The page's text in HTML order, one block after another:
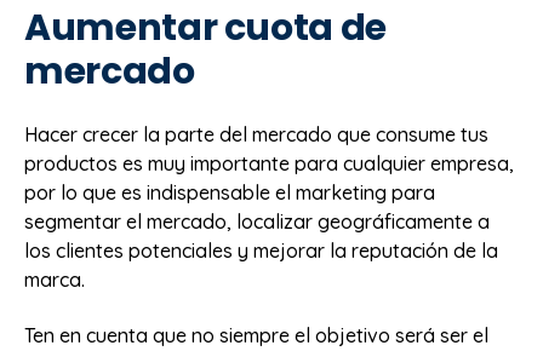
Aumentar cuota de
mercado
Hacer crecer la parte del mercado que consume tus
productos es muy importante para cualquier empresa,
por lo que es indispensable el marketing para
segmentar el mercado, localizar geográficamente a
los clientes potenciales y mejorar la reputación de la
marca.
Ten en cuenta que no siempre el objetivo será ser el